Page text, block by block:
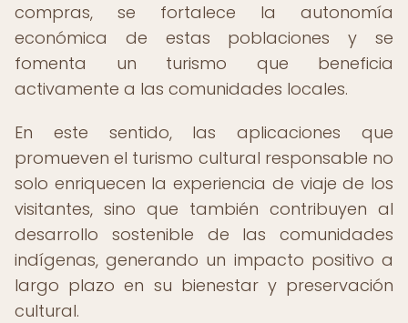
compras, se fortalece la autonomía
económica de estas poblaciones y se
fomenta un turismo que beneficia
activamente a las comunidades locales.
En este sentido, las aplicaciones que
promueven el turismo cultural responsable no
solo enriquecen la experiencia de viaje de los
visitantes, sino que también contribuyen al
desarrollo sostenible de las comunidades
indígenas, generando un impacto positivo a
largo plazo en su bienestar y preservación
cultural.